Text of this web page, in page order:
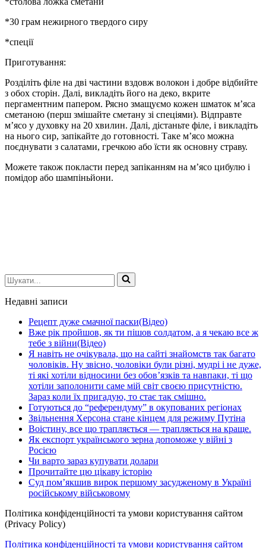
*30 грам нежирного твердого сиру
*спеції
Приготування:
Розділіть філе на дві частини вздовж волокон і добре відбийте
з обох сторін. Далі, викладіть його на деко, вкрите
пергаментним папером. Рясно змащуємо кожен шматок м’яса
сметаною (перш змішайте сметану зі спеціями). Відправте
м’ясо у духовку на 20 хвилин. Далі, дістаньте філе, і викладіть
на нього сир, запікайте до готовності. Таке м’ясо можна
поєднувати з салатами, гречкою або їсти як основну страву.
Можете також покласти перед запіканням на м’ясо цибулю і
помідор або шампіньйони.
Шукати...
Недавні записи
Рецепт дуже смачної паски(Відео)
Вже рік пройшов, як ти пішов солдатом, а я чекаю все ж
тебе з війни(Відео)
Я навіть не очікувала, що на сайті знайомств так багато
чоловіків. Ну звісно, чоловіки були різні, мудрі і не дуже,
ті які хотіли відносини без обов’язків та навпаки, ті що
хотіли заполонити саме мій світ своєю присутністю.
Зараз коли їх пригадую, то стає так смішно.
Готуються до “референдуму” в окупованих регіонах
Звільнення Херсона стане кінцем для режиму Путіна
Воістину, все що трапляється — трапляється на краще.
Як експорт українського зерна допоможе у війні з
Росією
Чи варто зараз купувати долари
Прочитайте цю цікаву історію
Суд пом’якшив вирок першому засудженому в Україні
російському військовому
Політика конфіденційності та умови користування сайтом
(Privacy Policy)
Політика конфіденційності та умови користування сайтом